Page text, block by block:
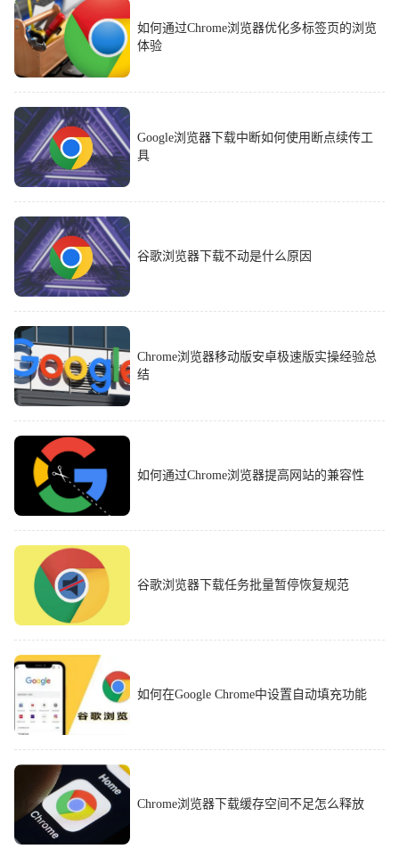
如何通过Chrome浏览器优化多标签页的浏览
体验
Google浏览器下载中断如何使用断点续传工
具
谷歌浏览器下载不动是什么原因
Chrome浏览器移动版安卓极速版实操经验总
结
如何通过Chrome浏览器提高网站的兼容性
谷歌浏览器下载任务批量暂停恢复规范
如何在Google Chrome中设置自动填充功能
Chrome浏览器下载缓存空间不足怎么释放